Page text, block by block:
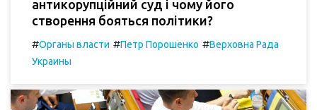
антикорупційний суд і чому його
створення бояться політики?
#Органы власти #Петр Порошенко #Верховна Рада
Украины